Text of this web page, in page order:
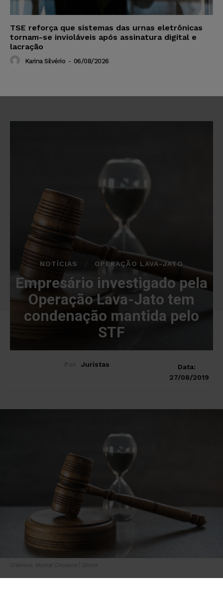
TSE reforça que sistemas das urnas eletrônicas
tornam-se invioláveis após assinatura digital e
lacração
Karina Silvério - 06/08/2026